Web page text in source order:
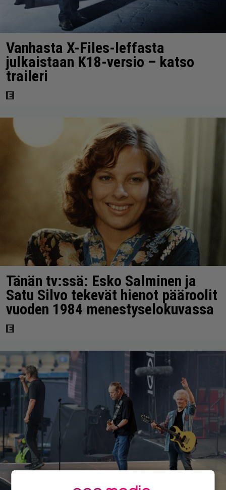
Vanhasta X-Files-leffasta
julkaistaan K18-versio – katso
traileri
Tänän tv:ssä: Esko Salminen ja
Satu Silvo tekevät hienot pääroolit
vuoden 1984 menestyselokuvassa